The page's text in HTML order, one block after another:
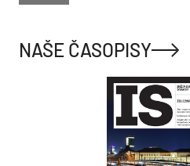
NAŠE ČASOPISY